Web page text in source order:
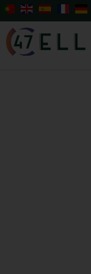
Skip
to
content